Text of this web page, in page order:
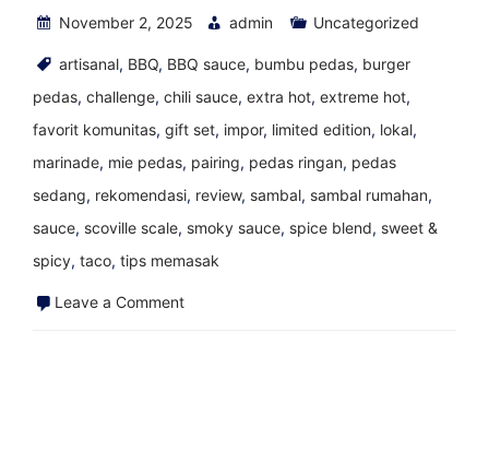
November 2, 2025 admin Uncategorized
artisanal, BBQ, BBQ sauce, bumbu pedas, burger
pedas, challenge, chili sauce, extra hot, extreme hot,
favorit komunitas, gift set, impor, limited edition, lokal,
marinade, mie pedas, pairing, pedas ringan, pedas
sedang, rekomendasi, review, sambal, sambal rumahan,
sauce, scoville scale, smoky sauce, spice blend, sweet &
spicy, taco, tips memasak
Leave a Commenton